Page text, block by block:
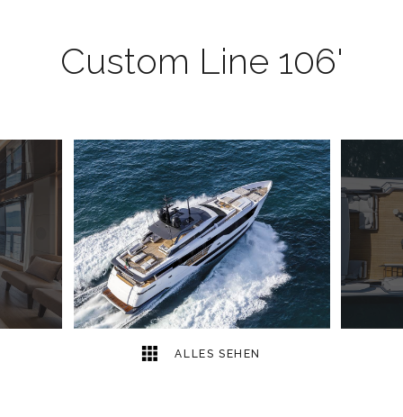
Custom Line 106'
ALLES SEHEN
8